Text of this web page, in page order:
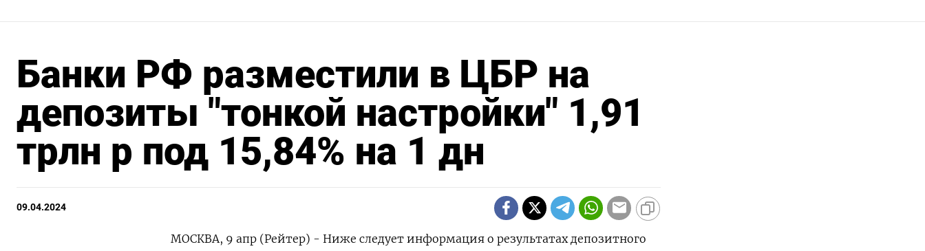
Банки РФ разместили в ЦБР на
депозиты "тонкой настройки" 1,91
трлн р под 15,84% на 1 дн
09.04.2024
МОСКВА, 9 апр (Рейтер) - Ниже следует информация о результатах депозитного